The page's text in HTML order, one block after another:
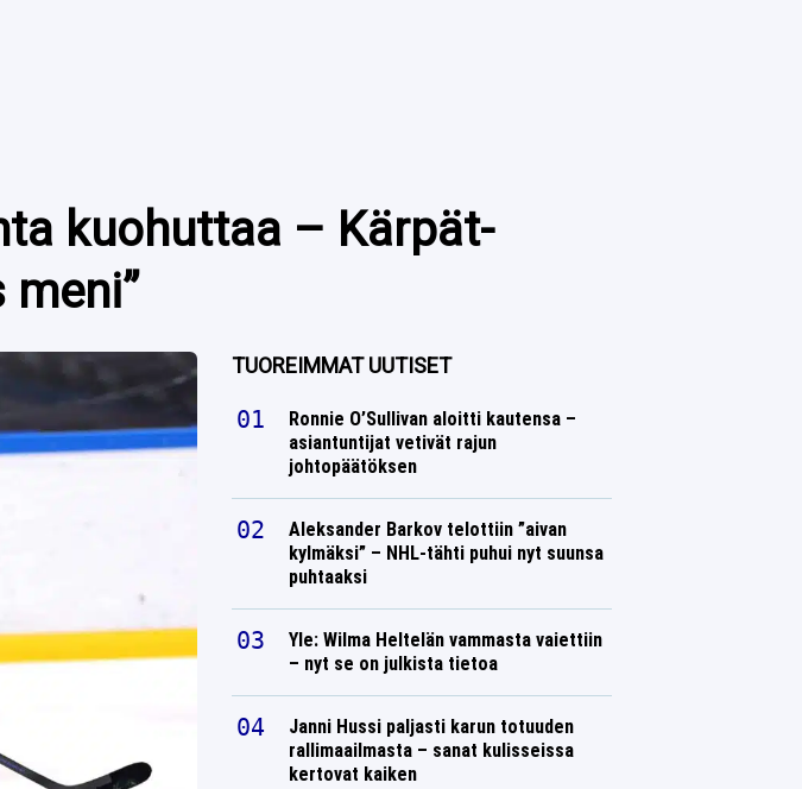
kuohuttaa – Kärpät-
TUOREIMMAT UUTISET
Ronnie O’Sullivan aloitti kautensa –
asiantuntijat vetivät rajun
johtopäätöksen
Aleksander Barkov telottiin ”aivan
kylmäksi” – NHL-tähti puhui nyt suunsa
puhtaaksi
Yle: Wilma Heltelän vammasta vaiettiin
– nyt se on julkista tietoa
Janni Hussi paljasti karun totuuden
rallimaailmasta – sanat kulisseissa
kertovat kaiken